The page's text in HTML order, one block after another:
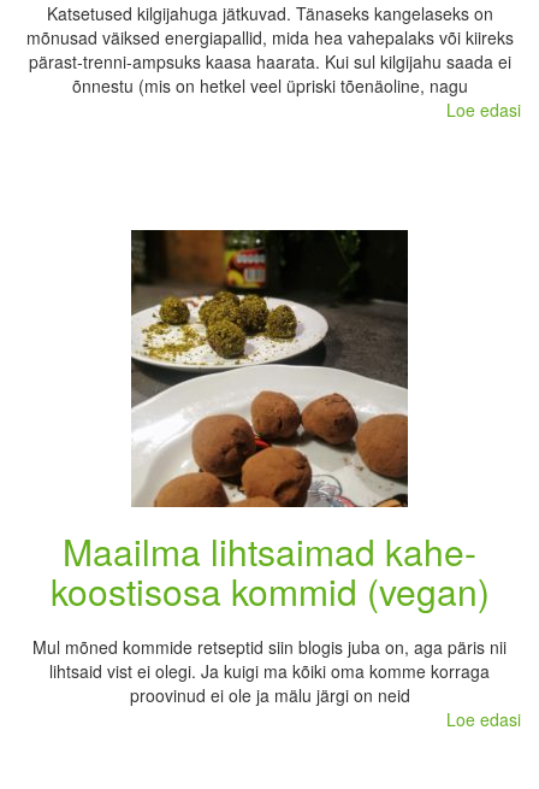
Katsetused kilgijahuga jätkuvad. Tänaseks kangelaseks on
mõnusad väiksed energiapallid, mida hea vahepalaks või kiireks
pärast-trenni-ampsuks kaasa haarata. Kui sul kilgijahu saada ei
õnnestu (mis on hetkel veel üpriski tõenäoline, nagu
Loe edasi
Maailma lihtsaimad kahe-
koostisosa kommid (vegan)
Mul mõned kommide retseptid siin blogis juba on, aga päris nii
lihtsaid vist ei olegi. Ja kuigi ma kõiki oma komme korraga
proovinud ei ole ja mälu järgi on neid
Loe edasi